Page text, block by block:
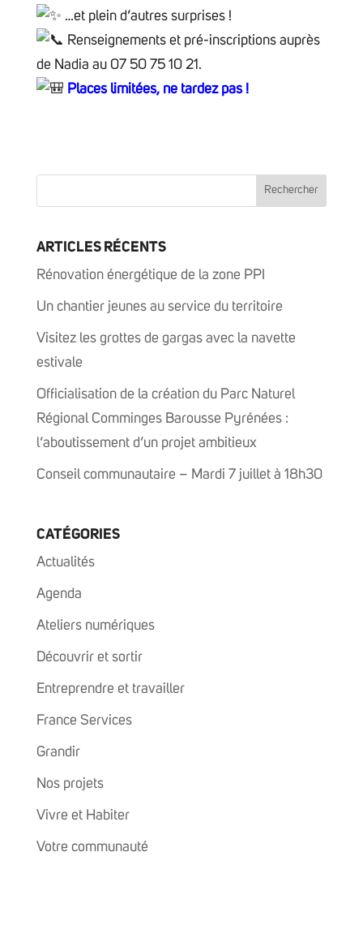
…et plein d’autres surprises !
Renseignements et pré-inscriptions auprès
de Nadia au 07 50 75 10 21.
Places limitées, ne tardez pas !
ARTICLES RÉCENTS
Rénovation énergétique de la zone PPI
Un chantier jeunes au service du territoire
Visitez les grottes de gargas avec la navette
estivale
Officialisation de la création du Parc Naturel
Régional Comminges Barousse Pyrénées :
l’aboutissement d’un projet ambitieux
Conseil communautaire – Mardi 7 juillet à 18h30
CATÉGORIES
Actualités
Agenda
Ateliers numériques
Découvrir et sortir
Entreprendre et travailler
France Services
Grandir
Nos projets
Vivre et Habiter
Votre communauté